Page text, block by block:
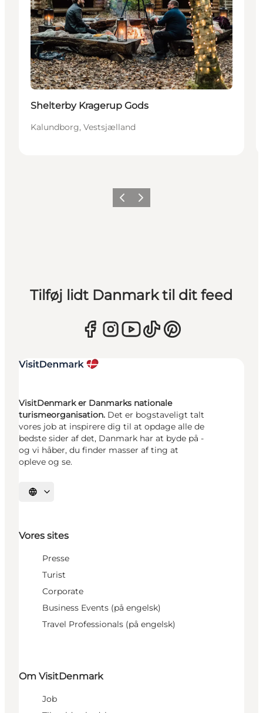
Shelterby Kragerup Gods
Kalundborg, Vestsjælland
ForrigeNæste
Tilføj lidt Danmark til dit feed
VisitDenmark er Danmarks nationale
turismeorganisation. Det er bogstaveligt talt
vores job at inspirere dig til at opdage alle de
bedste sider af det, Danmark har at byde på -
og vi håber, du finder masser af ting at
opleve og se.
Vælg sprog
Vores sites
Presse
Turist
Corporate
Business Events (på engelsk)
Travel Professionals (på engelsk)
Om VisitDenmark
Job